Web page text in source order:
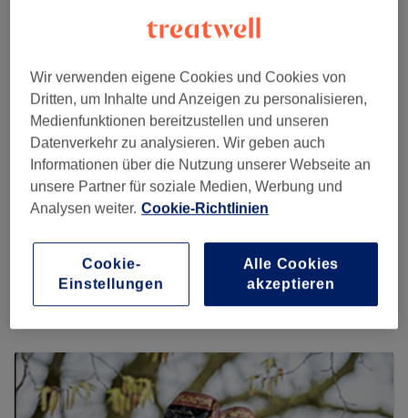
Let-your-Bars-run
Xantener Str. 99i, @ Solution im Hofgebäude, 50733 Köln
Wir verwenden eigene Cookies und Cookies von
Dritten, um Inhalte und Anzeigen zu personalisieren,
Medienfunktionen bereitzustellen und unseren
Datenverkehr zu analysieren. Wir geben auch
Informationen über die Nutzung unserer Webseite an
unsere Partner für soziale Medien, Werbung und
Analysen weiter. Cookie-Richtlinien
Cookie-
Einstellungen
Alle Cookies
akzeptieren